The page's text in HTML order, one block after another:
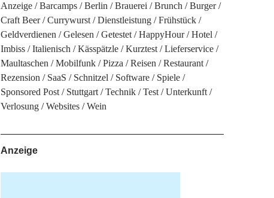
Anzeige Barcamps Berlin Brauerei Brunch
Burger
Craft Beer
Currywurst Dienstleistung
Frühstück
Geldverdienen
Gelesen Getestet HappyHour
Hotel
Imbiss
Italienisch Kässpätzle Kurztest
Lieferservice
Maultaschen
Mobilfunk Pizza Reisen
Restaurant
Rezension
SaaS Schnitzel Software
Spiele
Sponsored Post
Stuttgart Technik Test
Unterkunft
Verlosung
Websites Wein
Anzeige